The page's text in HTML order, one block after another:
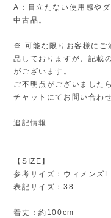
A：目立たない使用感や
中古品。
※ 可能な限りお客様にご
品しておりますが、記載
がございます。
ご不明点がございました
チャットにてお問い合わ
追記情報
---
【SIZE】
参考サイズ：ウィメンズL
表記サイズ：38
着丈：約100cm